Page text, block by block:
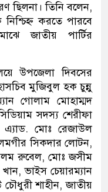
ছিলনা। তিনি বলেন,
করতে পারবে
জাতীয় পার্টির
উপজেলা দিবসের
মুজিবুল হক চুন্নু
গোলাম মোহাম্মদ
সদস্য শেরীফা
মোঃ রেজাউল
সিকদার লোটন,
রুবেল, মোঃ জসীম
ভাইস চেয়ারম্যান
শাহীন, জাতীয়